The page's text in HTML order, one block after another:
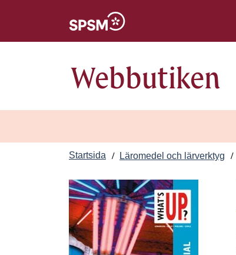
Webbutiken
Startsida Läromedel och lärverktyg